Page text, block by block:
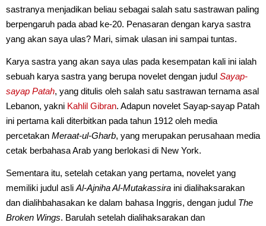
sastranya menjadikan beliau sebagai salah satu sastrawan paling
berpengaruh pada abad ke-20. Penasaran dengan karya sastra
yang akan saya ulas? Mari, simak ulasan ini sampai tuntas.
Karya sastra yang akan saya ulas pada kesempatan kali ini ialah
sebuah karya sastra yang berupa novelet dengan judul Sayap-
sayap Patah, yang ditulis oleh salah satu sastrawan ternama asal
Lebanon, yakni Kahlil Gibran. Adapun novelet Sayap-sayap Patah
ini pertama kali diterbitkan pada tahun 1912 oleh media
percetakan Meraat-ul-Gharb, yang merupakan perusahaan media
cetak berbahasa Arab yang berlokasi di New York.
Sementara itu, setelah cetakan yang pertama, novelet yang
memiliki judul asli Al-Ajniha Al-Mutakassira ini dialihaksarakan
dan dialihbahasakan ke dalam bahasa Inggris, dengan judul The
Broken Wings. Barulah setelah dialihaksarakan dan